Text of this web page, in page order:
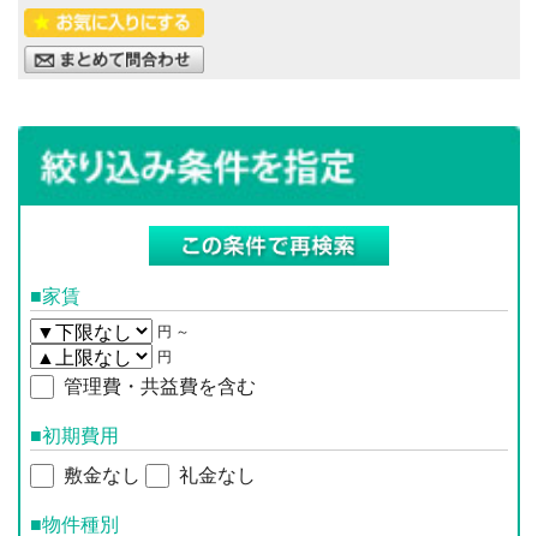
■家賃
円 ～
円
管理費・共益費を含む
■初期費用
敷金なし
礼金なし
■物件種別